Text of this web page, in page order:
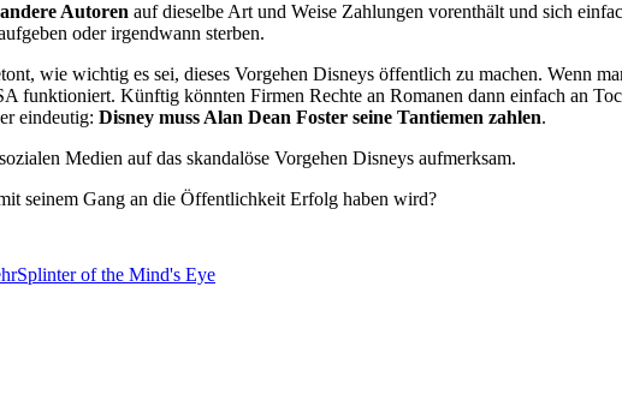
andere Autoren auf dieselbe Art und Weise Zahlungen vorenthält und sich
oder irgendwann sterben.
wie wichtig es sei, dieses Vorgehen Disneys öffentlich zu machen. Wenn
funktioniert. Künftig könnten Firmen Rechte an Romanen dann einfach an
eindeutig: Disney muss Alan Dean Foster seine Tantiemen zahlen.
Medien auf das skandalöse Vorgehen Disneys aufmerksam.
seinem Gang an die Öffentlichkeit Erfolg haben wird?
Splinter of the Mind's Eye